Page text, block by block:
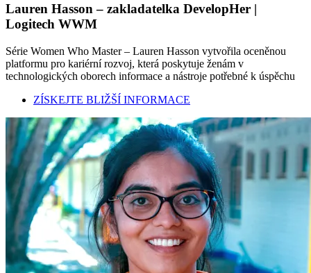
Lauren Hasson – zakladatelka DevelopHer |
Logitech WWM
Série Women Who Master – Lauren Hasson vytvořila oceněnou
platformu pro kariérní rozvoj, která poskytuje ženám v
technologických oborech informace a nástroje potřebné k úspěchu
ZÍSKEJTE BLIŽŠÍ INFORMACE